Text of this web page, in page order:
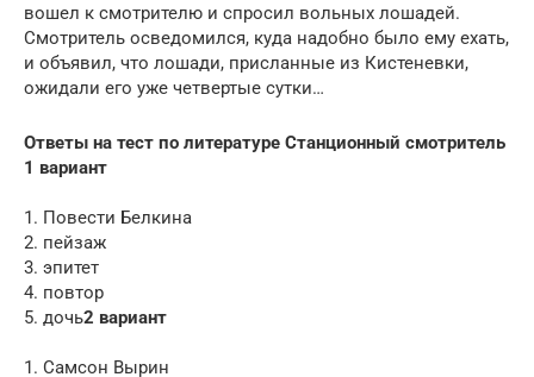
вошел к смотрителю и спросил воль­ных лошадей.
Смотритель осведомился, куда надобно было ему ехать,
и объявил, что лошади, присланные из Кистеневки,
ожидали его уже четвертые сутки…
Ответы на тест по литературе Станционный смотритель
1 вариант
1. Повести Белкина
2. пейзаж
3. эпитет
4. повтор
5. дочь2 вариант
1. Самсон Вырин